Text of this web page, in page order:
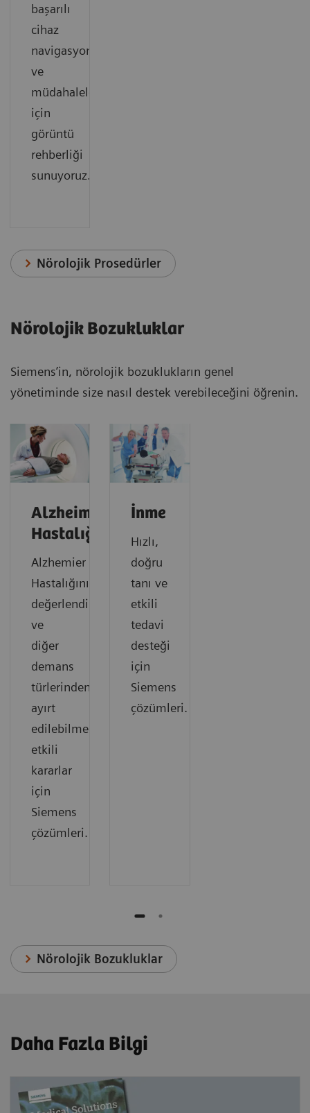
başarılı
cihaz
navigasyonu
ve
müdahaleler
için
görüntü
rehberliği
sunuyoruz.
Nörolojik Prosedürler
Nörolojik Bozukluklar
Siemens’in, nörolojik bozuklukların genel
yönetiminde size nasıl destek verebileceğini öğrenin.
Alzheimer
Hastalığı
Alzhemier
Hastalığının
değerlendirilmesi
ve
diğer
demans
türlerinden
ayırt
edilebilmesinde
etkili
kararlar
için
Siemens
çözümleri.
İnme
Hızlı,
doğru
tanı ve
etkili
tedavi
desteği
için
Siemens
çözümleri.
Nörolojik Bozukluklar
Daha Fazla Bilgi